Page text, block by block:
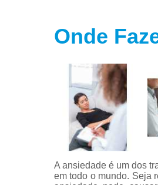
Onde
A ansiedade é um dos
em todo o mundo. Seja